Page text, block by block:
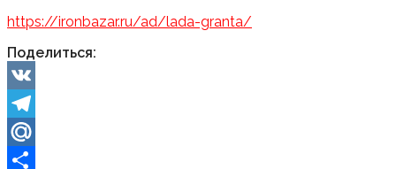
https://ironbazar.ru/ad/lada-granta/
Поделиться:
VK
Telegram
Mail.Ru